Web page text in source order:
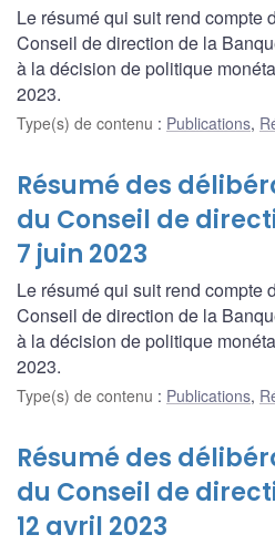
Le résumé qui suit rend compte
Conseil de direction de la
à la décision de politique
2023.
Type(s) de contenu : Publications,
Résumé des
du Conseil de
7 juin 2023
Le résumé qui suit rend compte
Conseil de direction de la
à la décision de politique
2023.
Type(s) de contenu : Publications,
Résumé des
du Conseil de
12 avril 2023